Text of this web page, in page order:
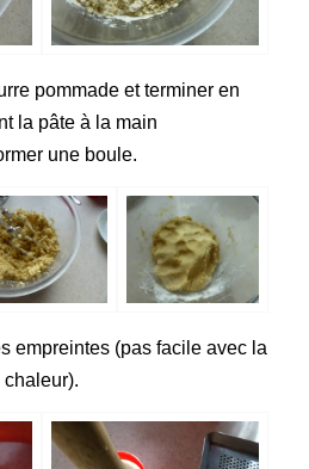
pommade et terminer en
la pâte à la main
une boule.
empreintes (pas facile avec la
chaleur).